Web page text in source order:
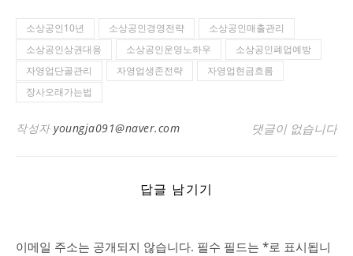
소상공인10년 소상공인경영전략
소상공인매출관리
소상공인상권대응
소상공인운영노하우
소상공인폐업예방
자영업단골관리
자영업생존전략
자영업현금흐름
장사오래가는법
작성자 youngja091@naver.com 댓글이 없습니다
답글 남기기
이메일 주소는 공개되지 않습니다. 필수 필드는 *로 표시됩니